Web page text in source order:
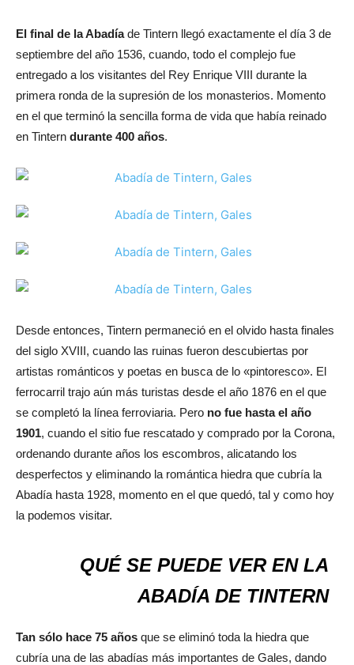
El final de la Abadíade Tintern llegó exactamente el día 3 de
septiembre del año 1536, cuando, todo el complejo fue
entregado a los visitantes del Rey Enrique VIII durante la
primera ronda de la supresión de los monasterios. Momento
en el que terminó la sencilla forma de vida que había reinado
en Tintern durante 400 años.
Desde entonces, Tintern permaneció en el olvido hasta finales
del siglo XVIII, cuando las ruinas fueron descubiertas por
artistas románticos y poetas en busca de lo «pintoresco». El
ferrocarril trajo aún más turistas desde el año 1876 en el que
se completó la línea ferroviaria. Pero no fue hasta el año
1901, cuando el sitio fue rescatado y comprado por la Corona,
ordenando durante años los escombros, alicatando los
desperfectos y eliminando la romántica hiedra que cubría la
Abadía hasta 1928, momento en el que quedó, tal y como hoy
la podemos visitar.
QUÉ SE PUEDE VER EN LA
ABADÍA DE TINTERN
Tan sólo hace 75 años que se eliminó toda la hiedra que
cubría una de las abadías más importantes de Gales, dando